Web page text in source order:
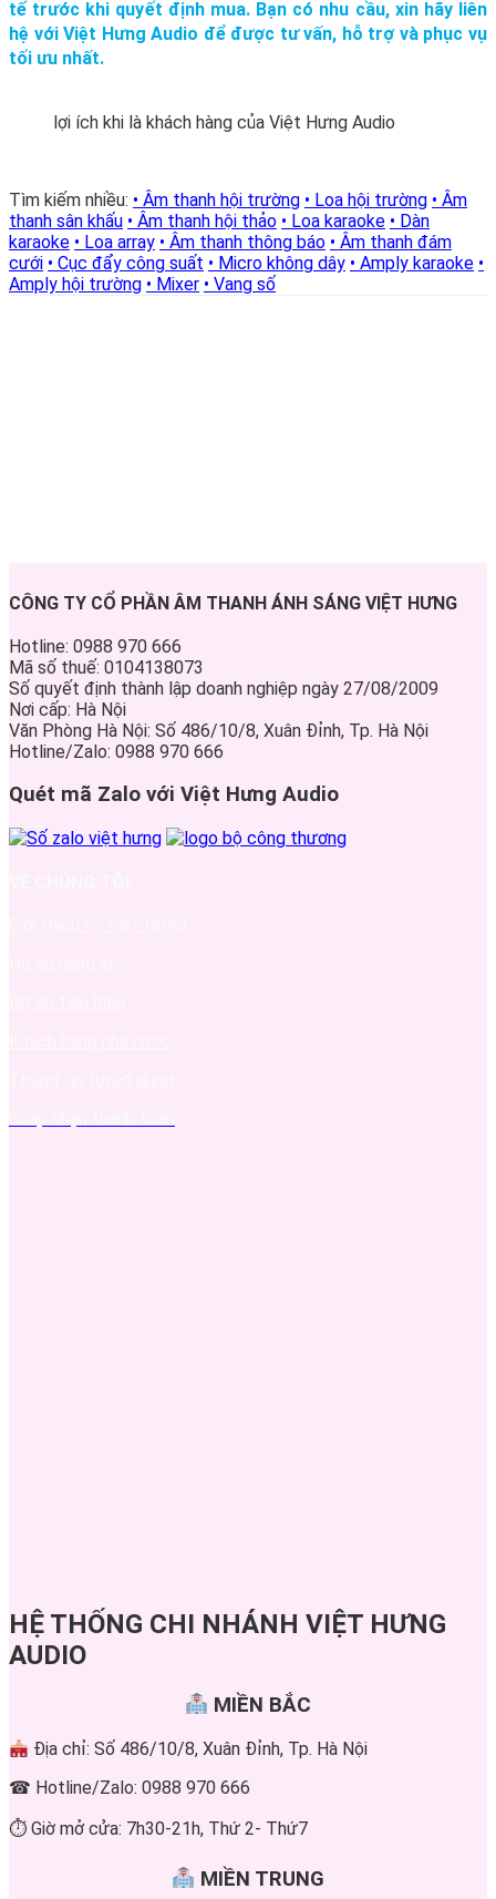
tế trước khi quyết định mua. Bạn có nhu cầu, xin hãy liên
hệ với Việt Hưng Audio để được tư vấn, hỗ trợ và phục vụ
tối ưu nhất.
lợi ích khi là khách hàng của Việt Hưng Audio
Tìm kiếm nhiều: • Âm thanh hội trường • Loa hội trường • Âm
thanh sân khấu • Âm thanh hội thảo • Loa karaoke • Dàn
karaoke • Loa array • Âm thanh thông báo • Âm thanh đám
cưới • Cục đẩy công suất • Micro không dây • Amply karaoke •
Amply hội trường • Mixer • Vang số
CÔNG TY CỔ PHẦN ÂM THANH ÁNH SÁNG VIỆT HƯNG
Hotline: 0988 970 666
Mã số thuế: 0104138073
Số quyết định thành lập doanh nghiệp ngày 27/08/2009
Nơi cấp: Hà Nội
Văn Phòng Hà Nội: Số 486/10/8, Xuân Đỉnh, Tp. Hà Nội
Hotline/Zalo: 0988 970 666
Quét mã Zalo với Việt Hưng Audio
HỆ THỐNG CHI NHÁNH VIỆT HƯNG
AUDIO
MIỀN BẮC
Địa chỉ: Số 486/10/8, Xuân Đỉnh, Tp. Hà Nội
☎ Hotline/Zalo: 0988 970 666
⏱ Giờ mở cửa: 7h30-21h, Thứ 2- Thứ7
MIỀN TRUNG